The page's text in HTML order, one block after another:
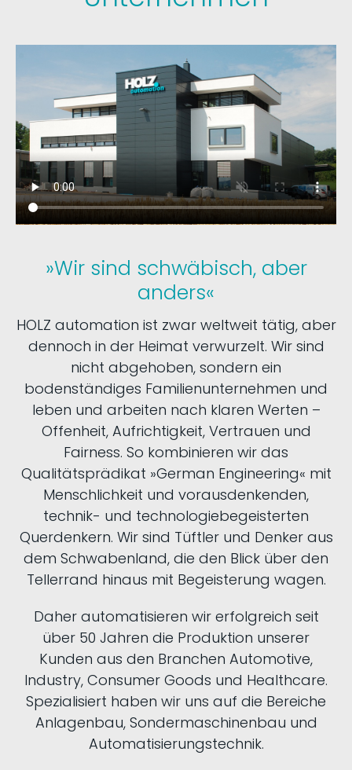
»Wir sind schwäbisch, aber
anders«
HOLZ automation ist zwar weltweit tätig, aber
dennoch in der Heimat verwurzelt. Wir sind
nicht abgehoben, sondern ein
bodenständiges Familienunternehmen und
leben und arbeiten nach klaren Werten –
Offenheit, Aufrichtigkeit, Vertrauen und
Fairness. So kombinieren wir das
Qualitätsprädikat »German Engineering« mit
Menschlichkeit und vorausdenkenden,
technik- und technologiebegeisterten
Querdenkern. Wir sind Tüftler und Denker aus
dem Schwabenland, die den Blick über den
Tellerrand hinaus mit Begeisterung wagen.
Daher automatisieren wir erfolgreich seit
über 50 Jahren die Produktion unserer
Kunden aus den Branchen Automotive,
Industry, Consumer Goods und Healthcare.
Spezialisiert haben wir uns auf die Bereiche
Anlagenbau, Sondermaschinenbau und
Automatisierungstechnik.